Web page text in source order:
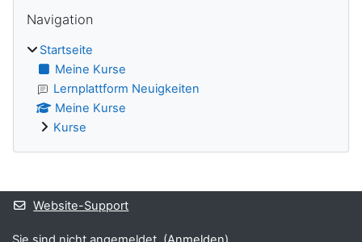
Navigation
Startseite
Meine Kurse
Lernplattform Neuigkeiten
Meine Kurse
Kurse
Ergänzungsblöcke
Website-Support